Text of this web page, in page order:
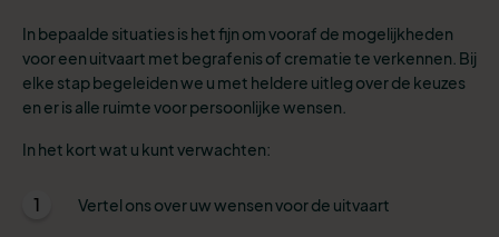
In bepaalde situaties is het fijn om vooraf de mogelijkheden
voor een uitvaart met begrafenis of crematie te verkennen. Bij
elke stap begeleiden we u met heldere uitleg over de keuzes
en er is alle ruimte voor persoonlijke wensen.
In het kort wat u kunt verwachten:
1 Vertel ons over uw wensen voor de uitvaart